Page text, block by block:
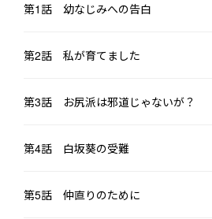
第1話 幼なじみへの告白
第2話 私が育てました
第3話 お尻派は邪道じゃないが？
第4話 白坂葵の受難
第5話 仲直りのために